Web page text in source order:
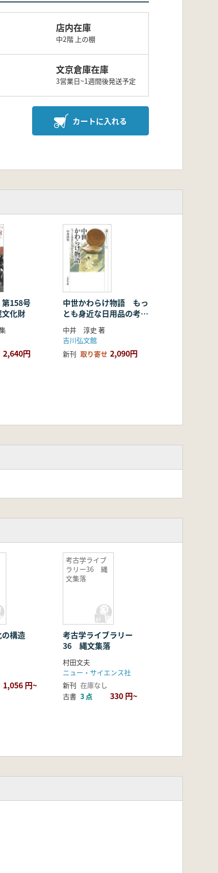
店内在庫
中2階 上の棚
文京倉庫在庫
3営業日~1週間後発送予定
カートに入れる
158号
化財
2,640円
中世かわらけ物語 もっ
とも身近な日用品の考古
学
中井 淳史 著
吉川弘文館
新刊 取り寄せ 2,090円
構造
1,056 円~
考古学ライブ
ラリー36 縄
文集落
考古学ライブラリー
36 縄文集落
村田文夫
ニュー・サイエンス社
新刊 在庫なし
古書 3 点 330 円~